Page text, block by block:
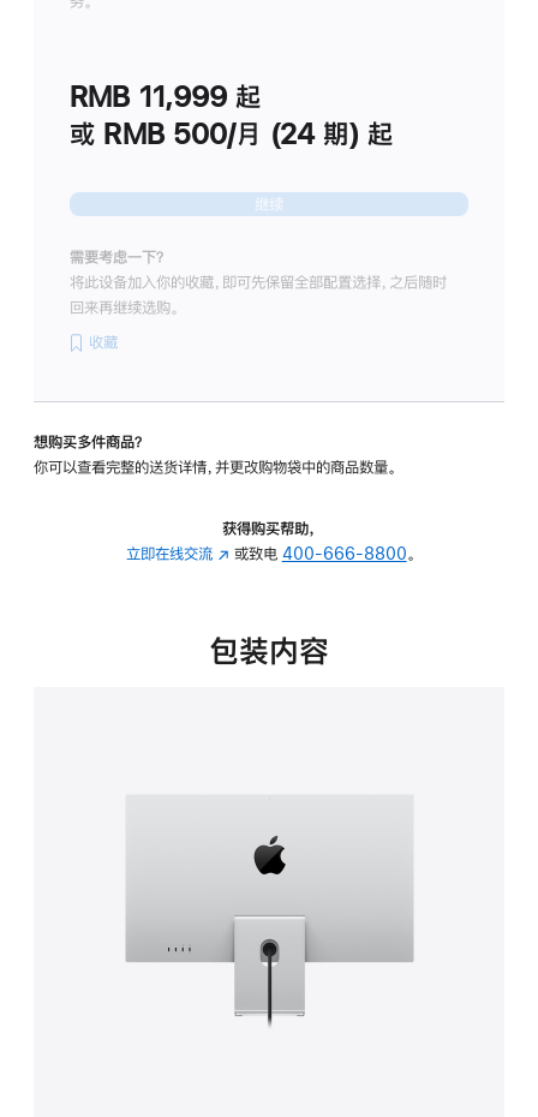
RMB 11,999 起
或 RMB 500/月 (24 期) 起
继续
需要考虑一下？
将此设备加入你的收藏，即可先保留全部配置选择，之后随时
回来再继续选购。
收藏
想购买多件商品？
你可以查看完整的送货详情，并更改购物袋中的商品数量。
获得购买帮助，
立即在线交流 (在
中
或致电 400-666-8800。
包装内容